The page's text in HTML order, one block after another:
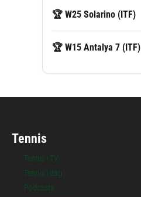
🏆 W25 Solarino (ITF)
🏆 W15 Antalya 7 (ITF)
Tennis
Tennis i TV
Tennis i dag
Podcasts